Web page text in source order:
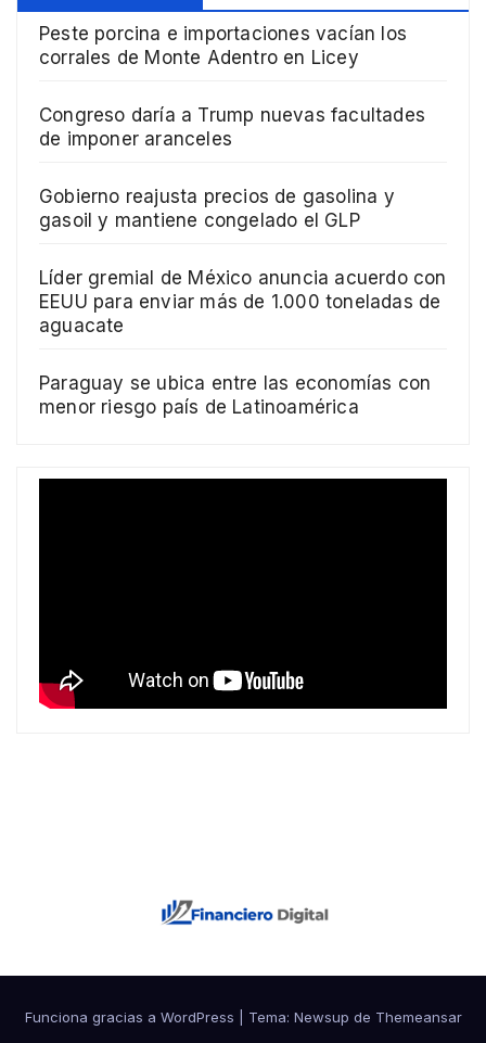
Peste porcina e importaciones vacían los
corrales de Monte Adentro en Licey
Congreso daría a Trump nuevas facultades
de imponer aranceles
Gobierno reajusta precios de gasolina y
gasoil y mantiene congelado el GLP
Líder gremial de México anuncia acuerdo con
EEUU para enviar más de 1.000 toneladas de
aguacate
Paraguay se ubica entre las economías con
menor riesgo país de Latinoamérica
Funciona gracias a WordPress Tema: Newsup de Themeansar